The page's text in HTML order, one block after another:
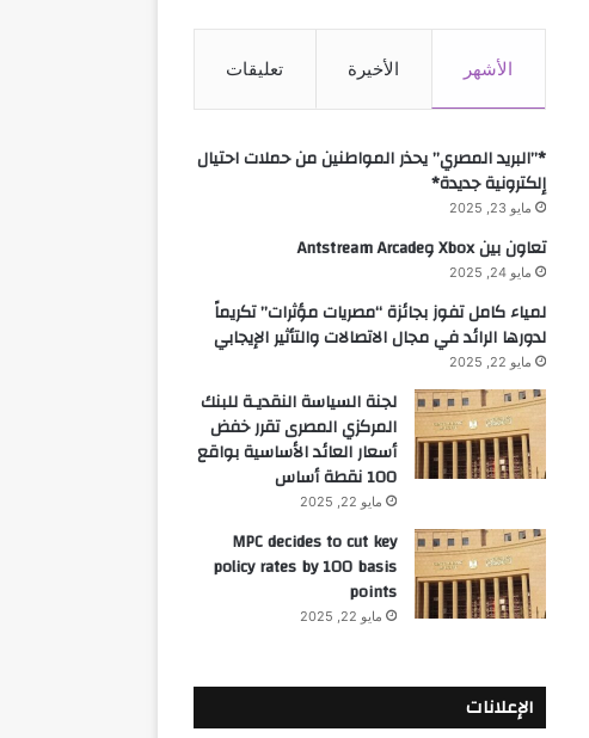
الأشهر الأخيرة تعليقات
*”البريد المصري” يحذر المواطنين من حملات احتيال
إلكترونية جديدة*
مايو 23, 2025
تعاون بين Xbox وAntstream Arcade
مايو 24, 2025
لمياء كامل تفوز بجائزة “مصريات مؤثرات” تكريماً
لدورها الرائد في مجال الاتصالات والتأثير الإيجابي
مايو 22, 2025
لجنة السياسة النقديـة للبنك
المركزي المصرى تقرر خفض
أسعار العائد الأساسية بواقع
100 نقطة أساس
مايو 22, 2025
MPC decides to cut key
policy rates by 100 basis
points
مايو 22, 2025
الإعلانات